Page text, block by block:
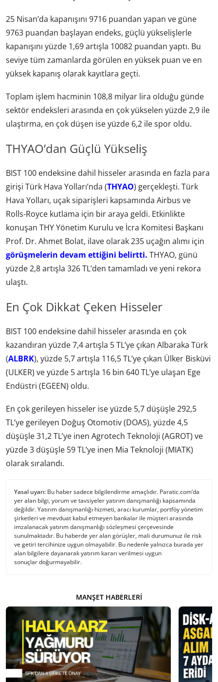
25 Nisan’da kapanışını 9716 puandan yapan ve güne
9763 puandan başlayan endeks, güçlü yükselişlerle
kapanışını yüzde 1,69 artışla 10082 puandan yaptı. Bu
seviye tüm zamanlarda görülen en yüksek puan ve en
yüksek kapanış olarak kayıtlara geçti.
Toplam işlem hacminin 108,8 milyar lira olduğu günde
sektör endeksleri arasında en çok yükselen yüzde 2,9 ile
ulaştırma, en çok düşen ise yüzde 6,2 ile spor oldu.
THYAO’dan Güçlü Yükseliş
BIST 100 endeksine dahil hisseler arasında en fazla para
girişi Türk Hava Yolları’nda (THYAO) gerçekleşti. Türk
Hava Yolları, uçak siparişleri kapsamında Airbus ve
Rolls-Royce kutlama için bir araya geldi. Etkinlikte
konuşan THY Yönetim Kurulu ve İcra Komitesi Başkanı
Prof. Dr. Ahmet Bolat, ilave olarak 235 uçağın alımı için
görüşmelerin devam ettiğini belirtti. THYAO, günü
yüzde 2,8 artışla 326 TL’den tamamladı ve yeni rekora
ulaştı.
En Çok Dikkat Çeken Hisseler
BIST 100 endeksine dahil hisseler arasında en çok
kazandıran yüzde 7,4 artışla 5 TL’ye çıkan Albaraka Türk
(ALBRK), yüzde 5,7 artışla 116,5 TL’ye çıkan Ülker Bisküvi
(ULKER) ve yüzde 5 artışla 16 bin 640 TL’ye ulaşan Ege
Endüstri (EGEEN) oldu.
En çok gerileyen hisseler ise yüzde 5,7 düşüşle 292,5
TL’ye gerileyen Doğuş Otomotiv (DOAS), yüzde 4,5
düşüşle 31,2 TL’ye inen Agrotech Teknoloji (AGROT) ve
yüzde 3 düşüşle 59 TL’ye inen Mia Teknoloji (MIATK)
olarak sıralandı.
Yasal uyarı: Bu haber sadece bilgilendirme amaçlıdır. Paratic.com’da
yer alan bilgi, yorum ve tavsiyeler yatırım danışmanlığı kapsamında
değildir. Yatırım danışmanlığı hizmeti, aracı kurumlar, portföy yönetim
şirketleri ve mevduat kabul etmeyen bankalar ile müşteri arasında
imzalanacak yatırım danışmanlığı sözleşmesi çerçevesinde
sunulmaktadır. Bu haberde yer alan görüşler, mali durumunuz ile risk
ve getiri tercihinize uygun olmayabilir. Bu nedenle yalnızca burada yer
alan bilgilere dayanarak yatırım kararı verilmesi uygun
sonuçlar doğurmayabilir.
MANŞET HABERLERI